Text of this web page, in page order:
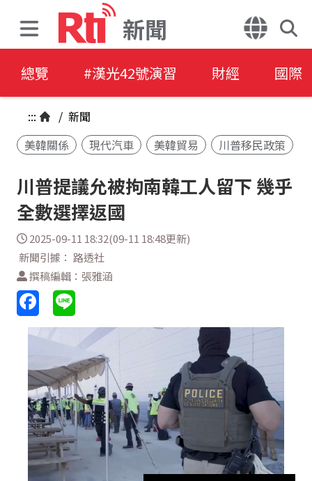
新聞
總覽 #漢光42號演習 財經 國際
::: / 新聞
美韓關係
現代汽車 美韓貿易 川普移民政策
川普提議允被拘南韓工人留下 幾乎
全數選擇返國
2025-09-11 18:32(09-11 18:48更新)
新聞引據： 路透社
撰稿編輯：張雅涵